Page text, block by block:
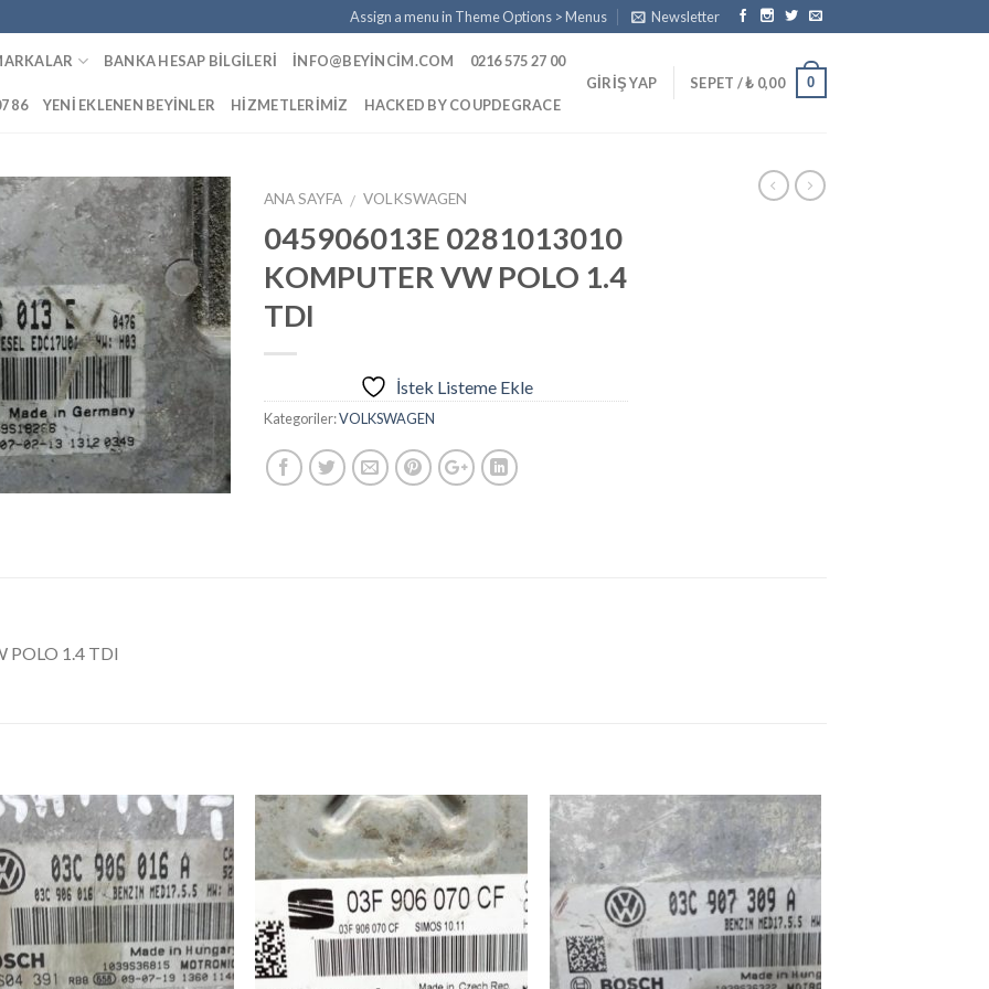
Assign a menu in Theme Options > Menus Newsletter
BANKA HESAP BILGILERI INFO@BEYINCIM.COM 0216 575 27 00
86 YENI EKLENEN BEYINLER HIZMETLERIMIZ HACKED BY COUPDEGRACE
GIRIŞ YAP SEPET /₺ 0,00 0
İstek
Listeme
Ekle
ANA SAYFA / VOLKSWAGEN
045906013E 0281013010
KOMPUTER VW POLO 1.4
TDI
İstek Listeme Ekle
Kategoriler:VOLKSWAGEN
POLO 1.4 TDI
İstek
Listeme
Ekle
İstek
Listeme
İstek
Listeme
Ekle